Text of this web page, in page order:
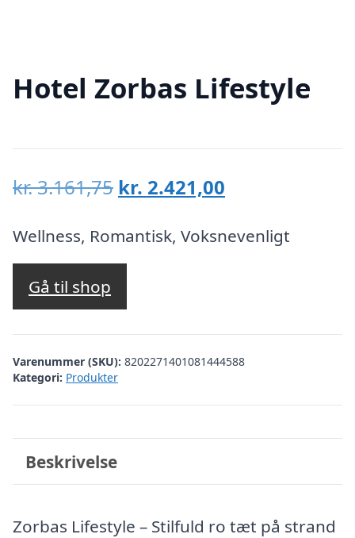
Hotel Zorbas Lifestyle
kr.3.161,75 Den
pris
var:
kr. 2.421,00
pris
Wellness, Romantisk, Voksnevenligt
Gå til shop
Varenummer (SKU): 8202271401081444588
Kategori: Produkter
Beskrivelse
Zorbas Lifestyle – Stilfuld ro tæt på strand